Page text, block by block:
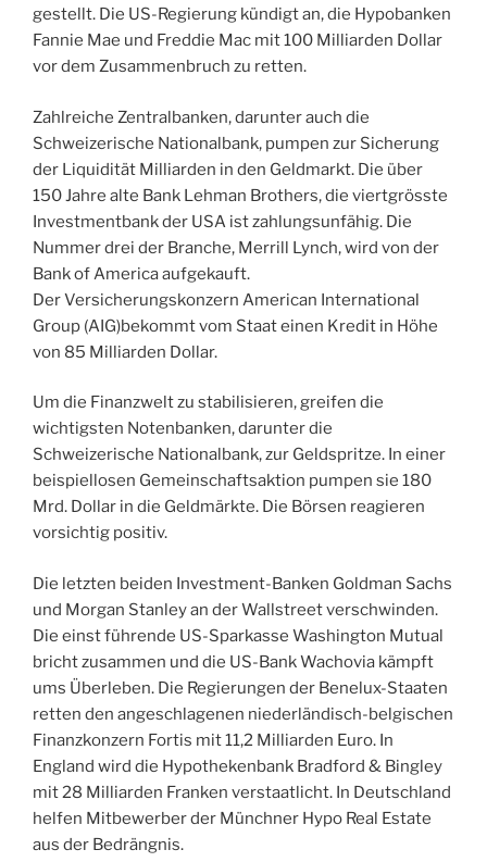
gestellt. Die US-Regierung kündigt an, die Hypobanken
Fannie Mae und Freddie Mac mit 100 Milliarden Dollar
vor dem Zusammenbruch zu retten.
Zahlreiche Zentralbanken, darunter auch die
Schweizerische Nationalbank, pumpen zur Sicherung
der Liquidität Milliarden in den Geldmarkt. Die über
150 Jahre alte Bank Lehman Brothers, die viertgrösste
Investmentbank der USA ist zahlungsunfähig. Die
Nummer drei der Branche, Merrill Lynch, wird von der
Bank of America aufgekauft.
Der Versicherungskonzern American International
Group (AIG)bekommt vom Staat einen Kredit in Höhe
von 85 Milliarden Dollar.
Um die Finanzwelt zu stabilisieren, greifen die
wichtigsten Notenbanken, darunter die
Schweizerische Nationalbank, zur Geldspritze. In einer
beispiellosen Gemeinschaftsaktion pumpen sie 180
Mrd. Dollar in die Geldmärkte. Die Börsen reagieren
vorsichtig positiv.
Die letzten beiden Investment-Banken Goldman Sachs
und Morgan Stanley an der Wallstreet verschwinden.
Die einst führende US-Sparkasse Washington Mutual
bricht zusammen und die US-Bank Wachovia kämpft
ums Überleben. Die Regierungen der Benelux-Staaten
retten den angeschlagenen niederländisch-belgischen
Finanzkonzern Fortis mit 11,2 Milliarden Euro. In
England wird die Hypothekenbank Bradford & Bingley
mit 28 Milliarden Franken verstaatlicht. In Deutschland
helfen Mitbewerber der Münchner Hypo Real Estate
aus der Bedrängnis.